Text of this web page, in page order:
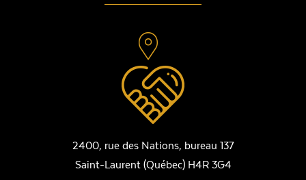
2400, rue des Nations, bureau 137
Saint-Laurent (Québec) H4R 3G4